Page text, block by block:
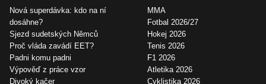
Nová superdávka: kdo na ní
dosáhne?
Sjezd sudetských Němců
Proč vláda zavádí EET?
Padni komu padni
Výpověď z práce vzor
Divoký kačer
MMA
Fotbal 2026/27
Hokej 2026
Tenis 2026
F1 2026
Atletika 2026
Cyklistika 2026